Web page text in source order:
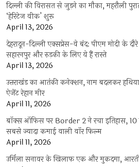
दिल्ली की विरासत से जुड़ने का मौका, महरौली
‘हेरिटेज वीक’ शुरू
April 13, 2026
देहरादून-दिल्ली एक्सप्रेस-वे बंद: पीएम मोदी के
सहारनपुर और रुड़की के लिए ये हैं रास्ते
April 13, 2026
उत्तराखंड का आतंकी कनेक्शन, नाम बदलकर
ऐजेंट रेहान मीर
April 11, 2026
बॉक्स ऑफिस पर Border 2 ने रचा इतिहास, 10
सबसे ज्यादा कमाई वाली वॉर फिल्म
April 11, 2026
उर्मिला सनावर के खिलाफ एक और मुकदमा, आरती